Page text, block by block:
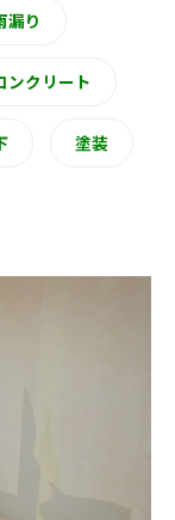
漏り
ンクリート
塗装